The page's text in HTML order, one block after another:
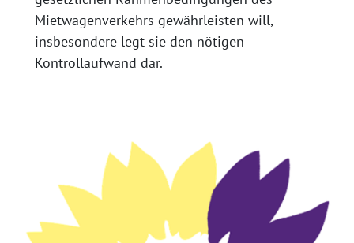
Mietwagenverkehrs gewährleisten will,
insbesondere legt sie den nötigen
Kontrollaufwand dar.